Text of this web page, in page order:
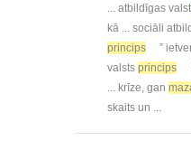
... atbildīgas
kā ... sociāli
princips
”
valsts princips
... krīze, gan
skaits un ...